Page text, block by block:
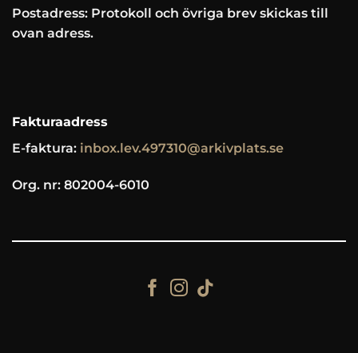
Postadress: Protokoll och övriga brev skickas till
ovan adress.
Fakturaadress
E-faktura: inbox.lev.497310@arkivplats.se
Org. nr: 802004-6010